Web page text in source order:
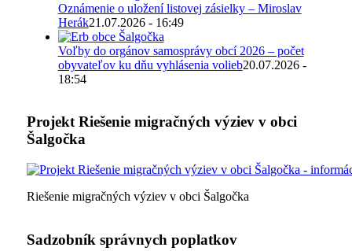
Oznámenie o uložení listovej zásielky – Miroslav
Herák21.07.2026 - 16:49
Voľby do orgánov samosprávy obcí 2026 – počet
obyvateľov ku dňu vyhlásenia volieb20.07.2026 -
18:54
Projekt Riešenie migračných výziev v obci
Šalgočka
Riešenie migračných výziev v obci Šalgočka
Sadzobník správnych poplatkov